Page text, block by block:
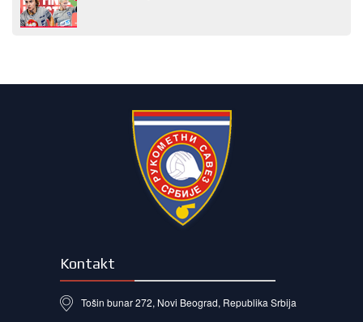
Kontakt
Tošin bunar 272, Novi Beograd, Republika Srbija